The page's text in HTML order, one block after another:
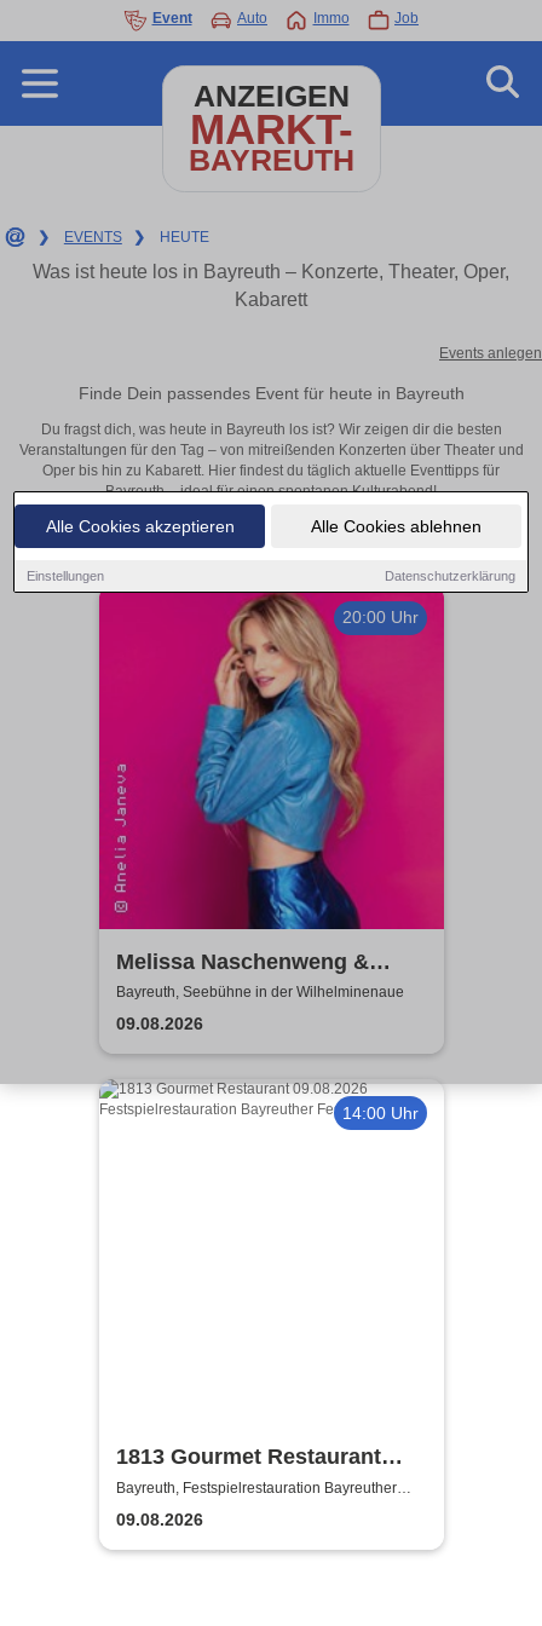
Alle Cookies akzeptieren Alle Cookies ablehnen
Einstellungen Datenschutzerklärung
Event Auto Immo Job
ANZEIGEN
MARKT-
BAYREUTH
❯ EVENTS ❯ HEUTE
Was ist heute los in Bayreuth – Konzerte, Theater, Oper,
Kabarett
Events anlegen
Finde Dein passendes Event für heute in Bayreuth
Du fragst dich, was heute in Bayreuth los ist? Wir zeigen dir die besten
Veranstaltungen für den Tag – von mitreißenden Konzerten über Theater und
Oper bis hin zu Kabarett. Hier findest du täglich aktuelle Eventtipps für
Bayreuth – ideal für einen spontanen Kulturabend!
20:00 Uhr
Melissa Naschenweng &
Band - LIVE
Bayreuth, Seebühne in der Wilhelminenaue
09.08.2026
14:00 Uhr
1813 Gourmet Restaurant
2026
Bayreuth, Festspielrestauration Bayreuther
Festspiele
09.08.2026